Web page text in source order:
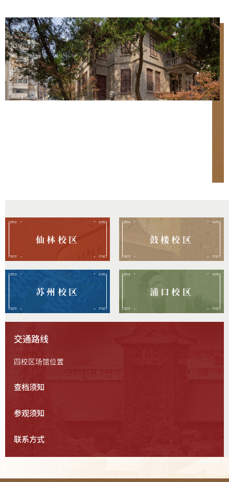
仙林校区 鼓楼校区
苏州校区 浦口校区
交通路线
四校区场馆位置
查档须知
参观须知
联系方式